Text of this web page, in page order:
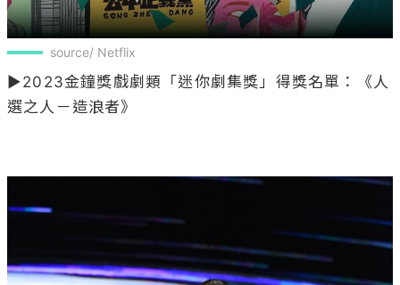
source/ Netflix
▶2023金鐘獎戲劇類「迷你劇集獎」得獎名單：《人
選之人－造浪者》